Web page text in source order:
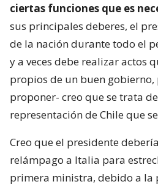
ciertas funciones que es
sus principales deberes, el
de la nación durante todo el
y a veces debe realizar actos
propios de un buen gobierno,
proponer- creo que se trata
representación de Chile que
Creo que el presidente
relámpago a Italia para
primera ministra, debido a